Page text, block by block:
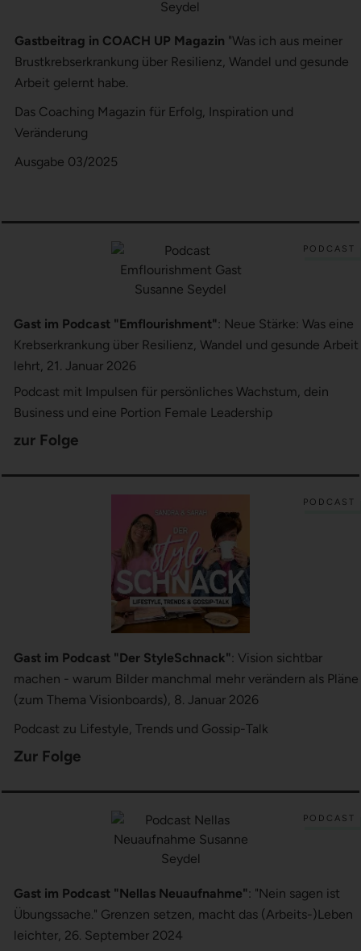
Gastbeitrag in COACH UP Magazin "Was ich aus meiner
Brustkrebserkrankung über Resilienz, Wandel und gesunde
Arbeit gelernt habe.
Das Coaching Magazin für Erfolg, Inspiration und
Veränderung
Ausgabe 03/2025
PODCAST
Gast im Podcast "Emflourishment": Neue Stärke: Was eine
Krebserkrankung über Resilienz, Wandel und gesunde Arbeit
lehrt, 21. Januar 2026
Podcast mit Impulsen für persönliches Wachstum, dein
Business und eine Portion Female Leadership
zur Folge
PODCAST
Gast im Podcast "Der StyleSchnack": Vision sichtbar
machen - warum Bilder manchmal mehr verändern als Pläne
(zum Thema Visionboards), 8. Januar 2026
Podcast zu Lifestyle, Trends und Gossip-Talk
Zur Folge
PODCAST
Gast im Podcast "Nellas Neuaufnahme": "Nein sagen ist
Übungssache." Grenzen setzen, macht das (Arbeits-)Leben
leichter, 26. September 2024